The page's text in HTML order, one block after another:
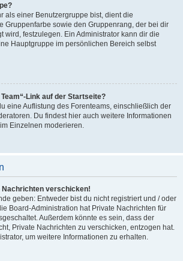
als einer Benutzergruppe bist, dient die
Gruppenfarbe sowie den Gruppenrang, der bei dir
wird, festzulegen. Ein Administrator kann dir die
Hauptgruppe im persönlichen Bereich selbst
Link auf der Startseite?
eine Auflistung des Forenteams, einschließlich der
Du findest hier auch weitere Informationen
Einzelnen moderieren.
Nachrichten verschicken!
geben: Entweder bist du nicht registriert und / oder
Board-Administration hat Private Nachrichten für
Außerdem könnte es sein, dass der
Private Nachrichten zu verschicken, entzogen hat.
um weitere Informationen zu erhalten.